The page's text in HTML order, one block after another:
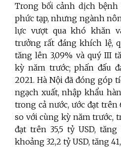
Trong bối cảnh dịch
phức tạp, nhưng ngành
lực vượt qua khó khăn
trưởng rất đáng khích lệ,
tăng lên 3,09% và quý III
kỳ năm trước; phấn đấu
2021. Hà Nội đã đóng góp
ngạch xuất, nhập khẩu
trong cả nước, ước đạt trên
so với cùng kỳ năm trước,
đạt trên 35,5 tỷ USD, tăng
khoảng 32,2 tỷ USD, tăng